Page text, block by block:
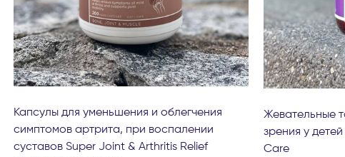
Капсулы для уменьшения и облегчения
симптомов артрита, при воспалении
суставов Super Joint & Arthritis Relief
Жевательные
зрения у
Care